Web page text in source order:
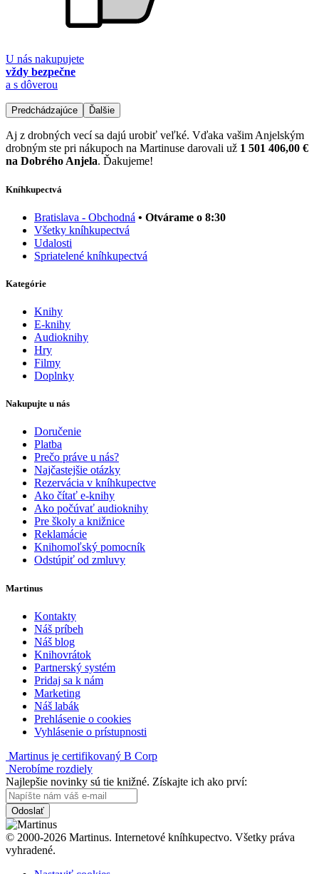
U nás nakupujete
vždy bezpečne
a s dôverou
Predchádzajúce Ďalšie
Aj z drobných vecí sa dajú urobiť veľké. Vďaka vašim Anjelským
drobným ste pri nákupoch na Martinuse darovali už 1 501 406,00 €
na Dobrého Anjela. Ďakujeme!
Kníhkupectvá
Bratislava - Obchodná • Otvárame o 8:30
Všetky kníhkupectvá
Udalosti
Spriatelené kníhkupectvá
Kategórie
Knihy
E-knihy
Audioknihy
Hry
Filmy
Doplnky
Nakupujte u nás
Doručenie
Platba
Prečo práve u nás?
Najčastejšie otázky
Rezervácia v kníhkupectve
Ako čítať e-knihy
Ako počúvať audioknihy
Pre školy a knižnice
Reklamácie
Knihomoľský pomocník
Odstúpiť od zmluvy
Martinus
Kontakty
Náš príbeh
Náš blog
Knihovrátok
Partnerský systém
Pridaj sa k nám
Marketing
Náš labák
Prehlásenie o cookies
Vyhlásenie o prístupnosti
Martinus je certifikovaný B Corp
Nerobíme rozdiely
Najlepšie novinky sú tie knižné. Získajte ich ako prví:
Odoslať
© 2000-2026 Martinus. Internetové kníhkupectvo. Všetky práva
vyhradené.